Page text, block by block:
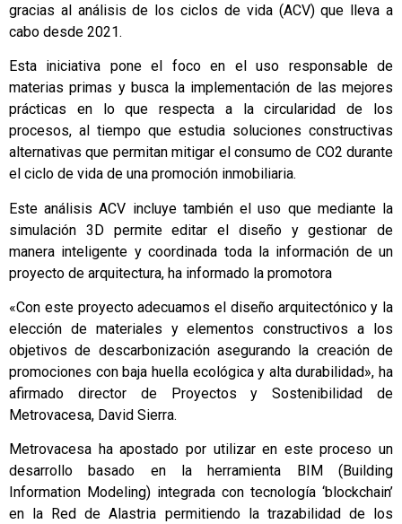
gracias al análisis de los ciclos de vida (ACV) que lleva a
cabo desde 2021.
Esta iniciativa pone el foco en el uso responsable de
materias primas y busca la implementación de las mejores
prácticas en lo que respecta a la circularidad de los
procesos, al tiempo que estudia soluciones constructivas
alternativas que permitan mitigar el consumo de CO2 durante
el ciclo de vida de una promoción inmobiliaria.
Este análisis ACV incluye también el uso que mediante la
simulación 3D permite editar el diseño y gestionar de
manera inteligente y coordinada toda la información de un
proyecto de arquitectura, ha informado la promotora
«Con este proyecto adecuamos el diseño arquitectónico y la
elección de materiales y elementos constructivos a los
objetivos de descarbonización asegurando la creación de
promociones con baja huella ecológica y alta durabilidad», ha
afirmado director de Proyectos y Sostenibilidad de
Metrovacesa, David Sierra.
Metrovacesa ha apostado por utilizar en este proceso un
desarrollo basado en la herramienta BIM (Building
Information Modeling) integrada con tecnología ‘blockchain’
en la Red de Alastria permitiendo la trazabilidad de los